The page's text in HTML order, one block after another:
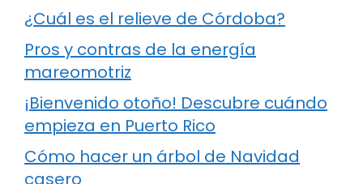
¿Cuál es el relieve de Córdoba?
Pros y contras de la energía
mareomotriz
¡Bienvenido otoño! Descubre cuándo
empieza en Puerto Rico
Cómo hacer un árbol de Navidad
casero